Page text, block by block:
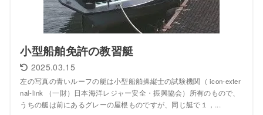
小型船舶免許の教習艇
2025.03.15
左の写真の青いルーフの艇は小型船舶操縦士の試験機関（ icon-exter
nal-link （一財）日本海洋レジャー安全・振興協会）所有のもので、
うちの艇は前にあるグレーの屋根ものですが、同じ艇で１，...